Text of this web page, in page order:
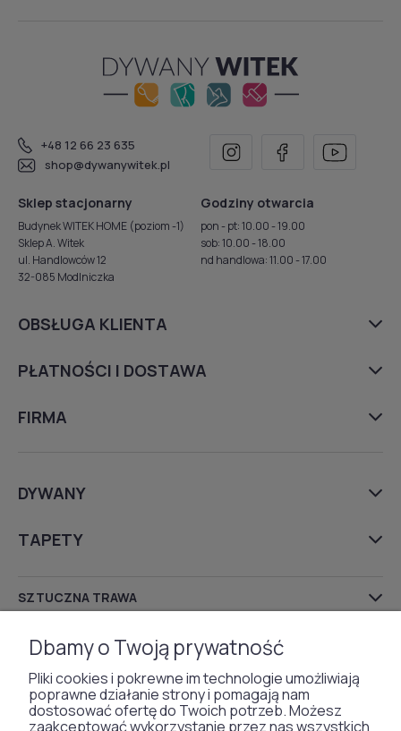
+48 12 66 23 635
shop@dywanywitek.pl
Sklep stacjonarny
Budynek WITEK HOME (poziom -1)
Sklep A. Witek
ul. Handlowców 12
32-085 Modlniczka
Godziny otwarcia
pon - pt: 10.00 - 19.00
sob: 10.00 - 18.00
nd handlowa: 11.00 - 17.00
OBSŁUGA KLIENTA
PŁATNOŚCI I DOSTAWA
FIRMA
DYWANY
TAPETY
SZTUCZNA TRAWA
Otrzymaliśmy
Dbamy o Twoją prywatność
Pliki cookies i pokrewne im technologie umożliwiają
poprawne działanie strony i pomagają nam
dostosować ofertę do Twoich potrzeb. Możesz
zaakceptować wykorzystanie przez nas wszystkich